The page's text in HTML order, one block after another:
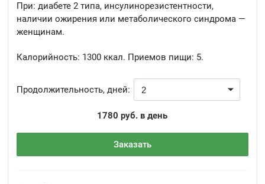
При: диабете 2 типа, инсулинорезистентности,
наличии ожирения или метаболического синдрома —
женщинам.
Калорийность: 1300 ккал. Приемов пищи: 5.
Продолжительность, дней:
1780 руб. в день
Заказать